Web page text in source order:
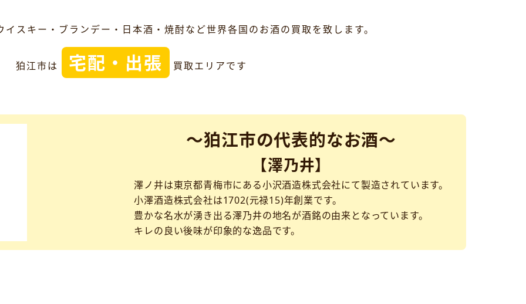
スキー・ブランデー・日本酒・焼酎など世界各国のお酒の買取を致します。
狛江市は 宅配・出張 買取エリアです
～狛江市の代表的なお酒～
【澤乃井】
澤ノ井は東京都青梅市にある小沢酒造株式会社にて製造されています。
小澤酒造株式会社は1702(元禄15)年創業です。
豊かな名水が湧き出る澤乃井の地名が酒銘の由来となっています。
キレの良い後味が印象的な逸品です。